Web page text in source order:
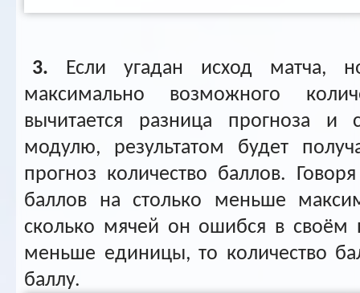
3. Если угадан исход матча,
максимально возможного
вычитается разница прогноза и
модулю, результатом будет
прогноз количество баллов.
баллов на столько меньше
сколько мячей он ошибся в своём
меньше единицы, то количество
баллу.